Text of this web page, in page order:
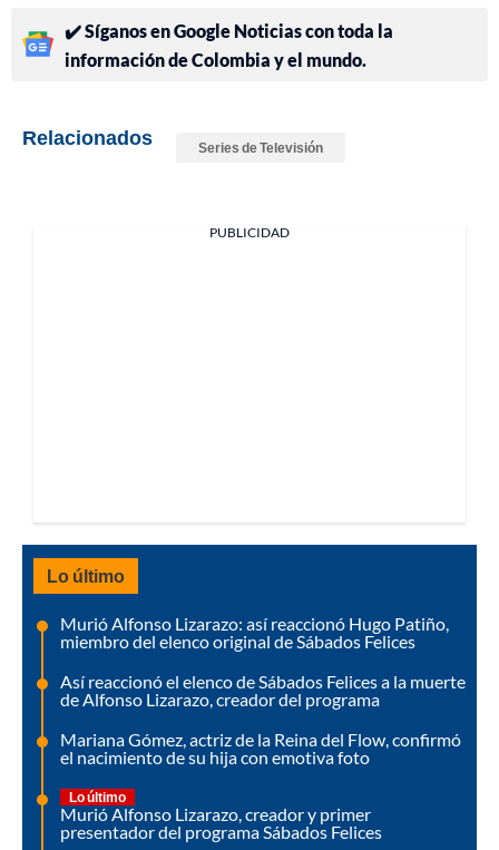
✔️ Síganos en Google Noticias con toda la
información de Colombia y el mundo.
Relacionados Series de Televisión
PUBLICIDAD
Lo último
Murió Alfonso Lizarazo: así reaccionó Hugo Patiño,
miembro del elenco original de Sábados Felices
Así reaccionó el elenco de Sábados Felices a la muerte
de Alfonso Lizarazo, creador del programa
Mariana Gómez, actriz de la Reina del Flow, confirmó
el nacimiento de su hija con emotiva foto
Lo último
Murió Alfonso Lizarazo, creador y primer
presentador del programa Sábados Felices